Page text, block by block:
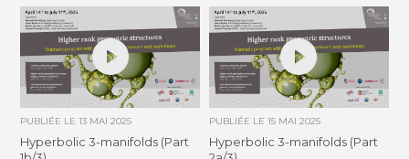
PUBLIÉE LE13 MAI 2025
Hyperbolic 3-manifolds (Part
PUBLIÉE LE 15 MAI 2025
Hyperbolic 3-manifolds (Part